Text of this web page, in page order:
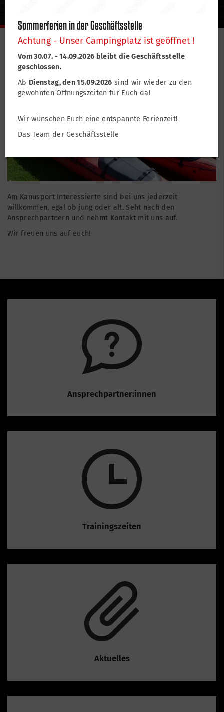
Willkommen in der Abteilung Kanu und Ski
Am Kanusport Interessierte sind bei uns jederzeit
willkommen, egal ob jung oder alt. Seht nach den
Ansprechpartnern und nehmt Kontakt mit uns auf.
Wir freuen uns auf euch!
Ansprechpartner:innen
Trainingszeiten
Aktuelles
Sommerferien in der Geschäftsstelle
Achtung - Unser Campingplatz ist geöffnet !
Vom 30.07. - 14.09.2026 bleibt die Geschäftsstelle
geschlossen.
Ab Dienstag, den 15.09.2026 sind wir wieder zu den
gewohnten Öffnungszeiten für Euch da!
Wir wünschen Euch eine entspannte Ferienzeit!
Das Team der Geschäftsstelle